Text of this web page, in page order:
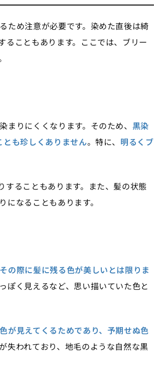
ため注意が必要です。染めた直後は綺
ることもあります。ここでは、ブリー
りにくくなります。そのため、 黒染
も珍しくありません。特に、 明るくブ
することもあります。また、髪の状態
なることもあります。
の際に髪に残る色が美しいとは限りま
ぽく見えるなど、思い描いていた色と
が見えてくるためであり、予期せぬ色
失われており、地毛のような自然な黒